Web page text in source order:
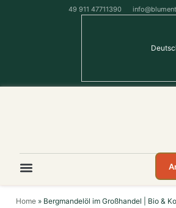
49 911 47711390
Home » Bergmandelöl im Großhandel | Bio &